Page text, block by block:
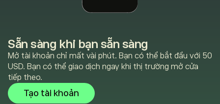
Sẵn sàng khi bạn sẵn sàng
Mở tài khoản chỉ mất vài phút. Bạn có thể bắt đầu với 50
USD. Bạn có thể giao dịch ngay khi thị trường mở cửa
tiếp theo.
Tạo tài khoản